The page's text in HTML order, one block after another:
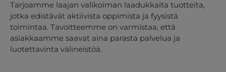
Tarjoamme laajan valikoiman laadukkaita tuotteita,
jotka edistävät aktiivista oppimista ja fyysistä
toimintaa. Tavoitteemme on varmistaa, että
asiakkaamme saavat aina parasta palvelua ja
luotettavinta välineistöä.